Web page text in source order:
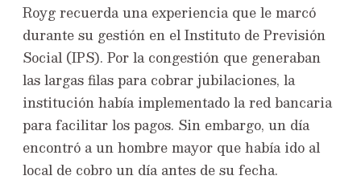
Royg recuerda una experiencia que le marcó
durante su gestión en el Instituto de Previsión
Social (IPS). Por la congestión que generaban
las largas filas para cobrar jubilaciones, la
institución había implementado la red bancaria
para facilitar los pagos. Sin embargo, un día
encontró a un hombre mayor que había ido al
local de cobro un día antes de su fecha.